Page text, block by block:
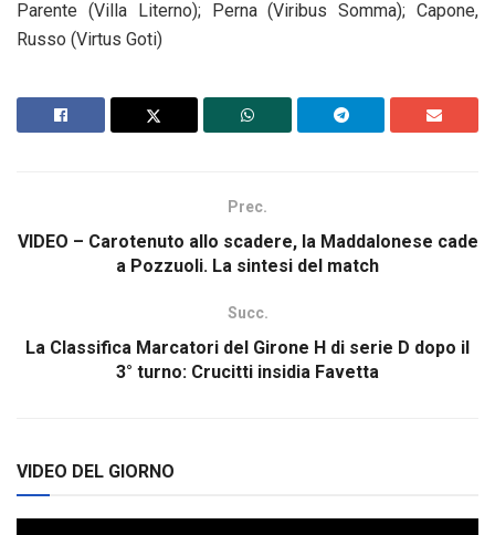
Parente (Villa Literno); Perna (Viribus Somma); Capone,
Russo (Virtus Goti)
Prec.
VIDEO – Carotenuto allo scadere, la Maddalonese cade
a Pozzuoli. La sintesi del match
Succ.
La Classifica Marcatori del Girone H di serie D dopo il
3° turno: Crucitti insidia Favetta
VIDEO DEL GIORNO